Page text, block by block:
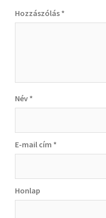
Hozzászólás *
Név *
E-mail cím *
Honlap